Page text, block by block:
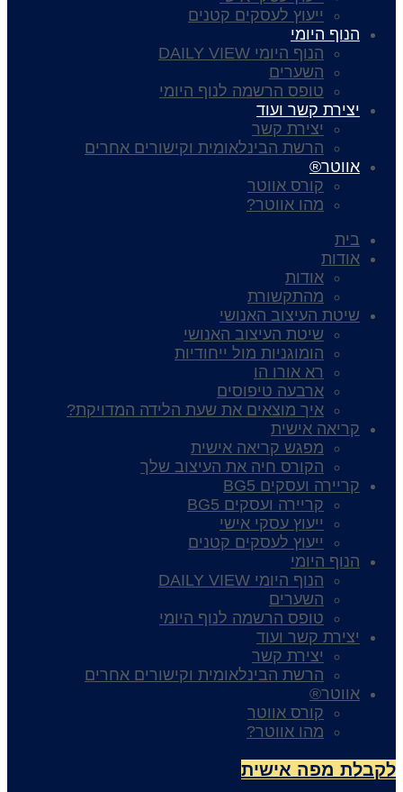
ייעוץ לעסקים קטנים
הנוף היומי
הנוף היומי DAILY VIEW
השערים
טופס הרשמה לנוף היומי
יצירת קשר ועוד
יצירת קשר
הרשת הבינלאומית וקישורים אחרים
אווטר®
קורס אווטר
מהו אווטר?
בית
אודות
אודות
מהתקשורת
שיטת העיצוב האנושי
שיטת העיצוב האנושי
הומוגניות מול ייחודיות
רא אורו הו
ארבעה טיפוסים
איך מוצאים את שעת הלידה המדויקת?
קריאה אישית
מפגש קריאה אישית
הקורס חיה את העיצוב שלך
קריירה ועסקים BG5
קריירה ועסקים BG5
ייעוץ עסקי אישי
ייעוץ לעסקים קטנים
הנוף היומי
הנוף היומי DAILY VIEW
השערים
טופס הרשמה לנוף היומי
יצירת קשר ועוד
יצירת קשר
הרשת הבינלאומית וקישורים אחרים
אווטר®
קורס אווטר
מהו אווטר?
מפה אישית